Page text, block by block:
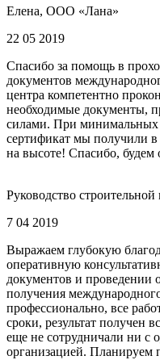
Елена, ООО «Лана»
22 05 2019
Спасибо за помощь в
документов
центра компетентно
необходимые документы,
силами. При минимальных
сертификат мы получили в
на высоте! Спасибо, будем
Руководство
7 04 2019
Выражаем глубокую
оперативную
документов и проведении
получения
профессионально, все
сроки, результат получен
еще не сотрудничали ни с
организацией. Планируем